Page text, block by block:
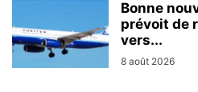
Bonne
prévoit de
vers...
8 août 2026